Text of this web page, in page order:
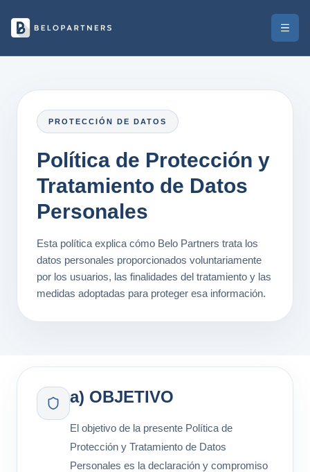
PROTECCIÓN DE DATOS
Política de Protección y
Tratamiento de Datos
Personales
Esta política explica cómo Belo Partners trata los
datos personales proporcionados voluntariamente
por los usuarios, las finalidades del tratamiento y las
medidas adoptadas para proteger esa información.
a) OBJETIVO
El objetivo de la presente Política de
Protección y Tratamiento de Datos
Personales es la declaración y compromiso